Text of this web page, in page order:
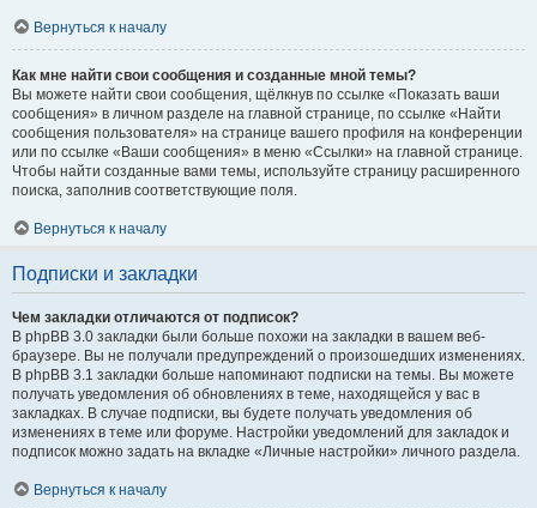
Вернуться к началу
Как мне найти свои сообщения и созданные мной темы?
Вы можете найти свои сообщения, щёлкнув по ссылке «Показать ваши
сообщения» в личном разделе на главной странице, по ссылке «Найти
сообщения пользователя» на странице вашего профиля на конференции
или по ссылке «Ваши сообщения» в меню «Ссылки» на главной странице.
Чтобы найти созданные вами темы, используйте страницу расширенного
поиска, заполнив соответствующие поля.
Вернуться к началу
Подписки и закладки
Чем закладки отличаются от подписок?
В phpBB 3.0 закладки были больше похожи на закладки в вашем веб-
браузере. Вы не получали предупреждений о произошедших изменениях.
В phpBB 3.1 закладки больше напоминают подписки на темы. Вы можете
получать уведомления об обновлениях в теме, находящейся у вас в
закладках. В случае подписки, вы будете получать уведомления об
изменениях в теме или форуме. Настройки уведомлений для закладок и
подписок можно задать на вкладке «Личные настройки» личного раздела.
Вернуться к началу